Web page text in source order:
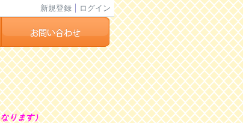
新規登録 ログイン
ります）